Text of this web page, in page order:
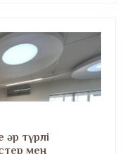
әр түрлі
мен